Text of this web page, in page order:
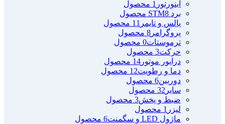
اینورتور 1 محصول
برد STM 8 محصول
پالس و تایمر 11 محصول
پروگرامر 8 محصول
ترموستات0 محصول
حرکت3 محصول
درایور موتور 14 محصول
دما و رطویت12 محصول
دوربین6 محصول
سایر 32 محصول
ضبط و پخش3 محصول
لیزر 1 محصول
ماژول LED و سگمنت
6 محصول